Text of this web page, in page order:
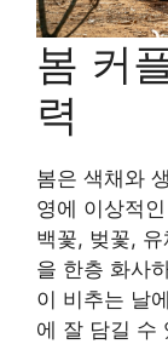
봄 커
력
봄은 색채와
영에 이상적
백꽃, 벚꽃,
을 한층 화사
이 비추는 날
에 잘 담길 수